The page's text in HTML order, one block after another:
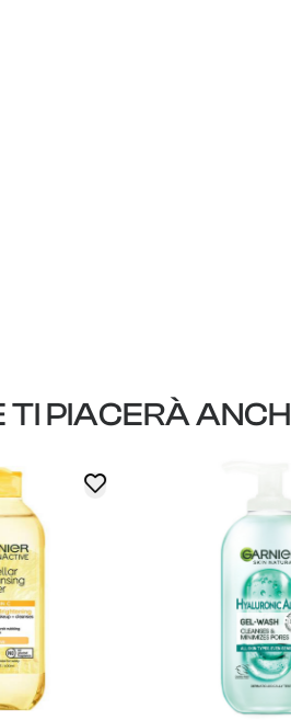
TI PIACERÀ